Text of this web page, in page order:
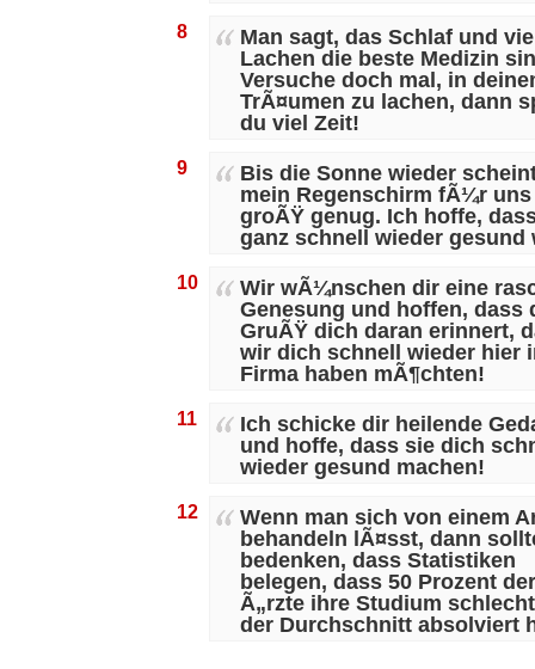
8
Man sagt, das Schlaf und
Lachen die beste Medizin
Versuche doch mal, in
TrÃ¤umen zu lachen, dann
du viel Zeit!
9
Bis die Sonne wieder
mein Regenschirm fÃ¼r uns
groÃŸ genug. Ich hoffe,
ganz schnell wieder gesund
10
Wir wÃ¼nschen dir eine
Genesung und hoffen, dass
GruÃŸ dich daran erinnert,
wir dich schnell wieder hier
Firma haben mÃ¶chten!
11
Ich schicke dir heilende
und hoffe, dass sie dich
wieder gesund machen!
12
Wenn man sich von einem
behandeln lÃ¤sst, dann
bedenken, dass Statistiken
belegen, dass 50 Prozent der
Ã„rzte ihre Studium
der Durchschnitt absolviert